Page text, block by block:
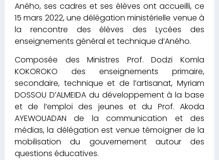
Aného, ses cadres et ses élèves ont accueilli, ce
15 mars 2022, une délégation ministérielle venue à
la rencontre des élèves des Lycées des
enseignements général et technique d’Aného.
Composée des Ministres Prof. Dodzi Komla
KOKOROKO des enseignements primaire,
secondaire, technique et de l’artisanat, Myriam
DOSSOU D’ALMEIDA du développement à la base
et de l’emploi des jeunes et du Prof. Akoda
AYEWOUADAN de la communication et des
médias, la délégation est venue témoigner de la
mobilisation du gouvernement autour des
questions éducatives.